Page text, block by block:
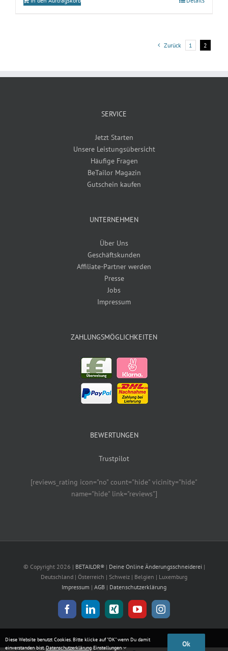
Zurück 1 2
SERVICE
Jetzt Starten
Unsere Leistungsübersicht
Häufige Fragen
BeTailor Magazin
Gutschein kaufen
UNTERNEHMEN
Über Uns
Geschäftskunden
Affiliate-Partner werden
Presse
Jobs
Impressum
ZAHLUNGSMÖGLICHKEITEN
BEWERTUNGEN
Trustpilot
[reviews_rating icon="no" count="hide" vicinity="hide"
name="hide" link="reviews"]
© Copyright 2026 | BETAILOR® | Deine Online Änderungsschneiderei |
Deutschland | Österreich | Schweiz | Belgien | Luxemburg
Impressum | AGB | Datenschutzerklärung
FacebookLinkedInXing YouTubeInstagram
Diese Website benutzt Cookies. Bitte klicke auf "OK" wenn Du damit
einverstanden bist.Datenschutzerklärung Einstellungen Ok